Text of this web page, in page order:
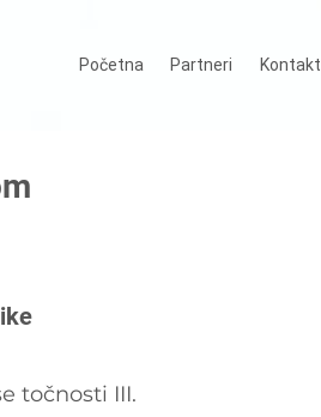
Početna Partneri Kontakt
točnosti III.